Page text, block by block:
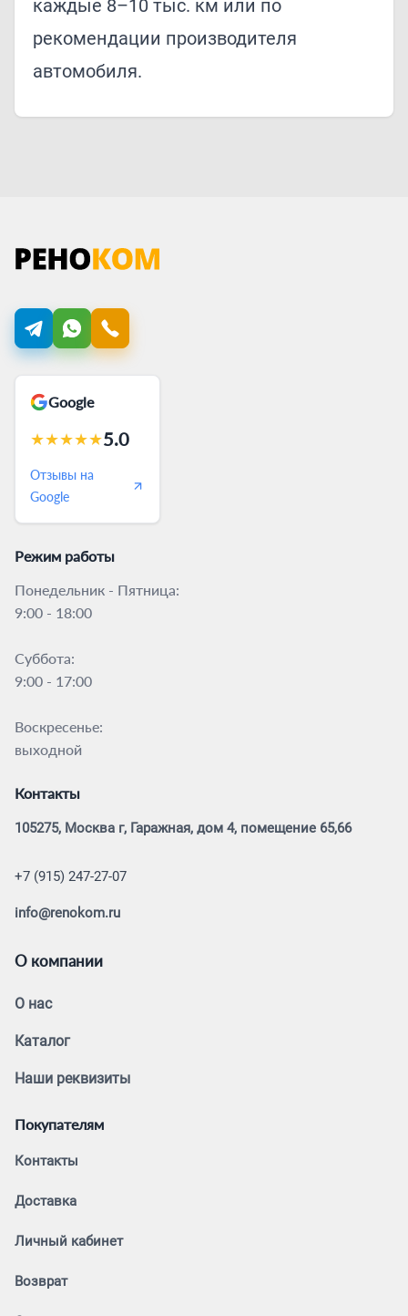
каждые 8–10 тыс. км или по
рекомендации производителя
автомобиля.
Google
★★★★★5.0
Отзывы на
Google
Режим работы
Понедельник - Пятница:
9:00 - 18:00
Суббота:
9:00 - 17:00
Воскресенье:
выходной
Контакты
105275, Москва г, Гаражная, дом 4, помещение 65,66
+7 (915) 247-27-07
info@renokom.ru
О компании
О нас
Каталог
Наши реквизиты
Покупателям
Контакты
Доставка
Личный кабинет
Возврат